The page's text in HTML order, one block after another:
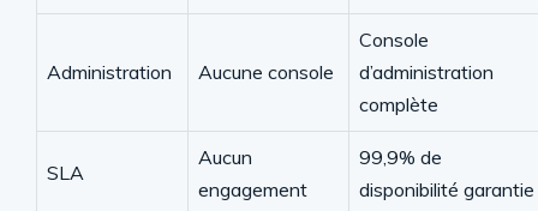
Administration Aucune console
Console
d’administration
complète
SLA
Aucun
engagement
99,9% de
disponibilité garantie